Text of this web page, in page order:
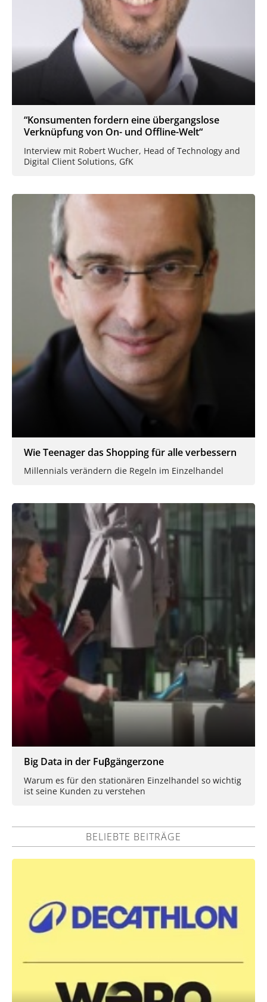
“Konsumenten fordern eine übergangslose
Verknüpfung von On- und Offline-Welt“
Interview mit Robert Wucher, Head of Technology and
Digital Client Solutions, GfK
Wie Teenager das Shopping für alle verbessern
Millennials verändern die Regeln im Einzelhandel
Big Data in der Fuβgängerzone
Warum es für den stationären Einzelhandel so wichtig
ist seine Kunden zu verstehen
BELIEBTE BEITRÄGE